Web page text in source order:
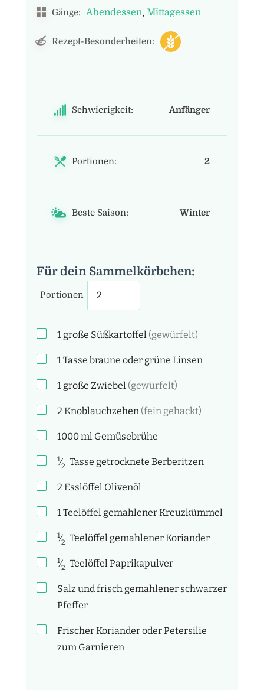
Gänge: Abendessen, Mittagessen
Rezept-Besonderheiten:
Schwierigkeit: Anfänger
Portionen: 2
Beste Saison: Winter
Für dein Sammelkörbchen:
Portionen
1große Süßkartoffel (gewürfelt)
1Tasse braune oder grüne Linsen
1große Zwiebel (gewürfelt)
2 Knoblauchzehen (fein gehackt)
1000ml Gemüsebrühe
1⁄2 Tasse getrocknete Berberitzen
2 Esslöffel Olivenöl
1Teelöffelgemahlener Kreuzkümmel
1⁄2 Teelöffelgemahlener Koriander
1⁄2 TeelöffelPaprikapulver
Salz und frisch gemahlener schwarzer
Pfeffer
Frischer Koriander oder Petersilie
zum Garnieren